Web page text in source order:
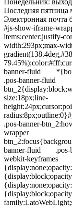
Последняя пятница
Электронная почта
#js-show-iframe-
items:center;justify-
width:293px;max-
banner-fluid *{box-
.pos-
size:18px;line-
.pos-banner-
wrapper
banner-fluid .pos-
webkit-